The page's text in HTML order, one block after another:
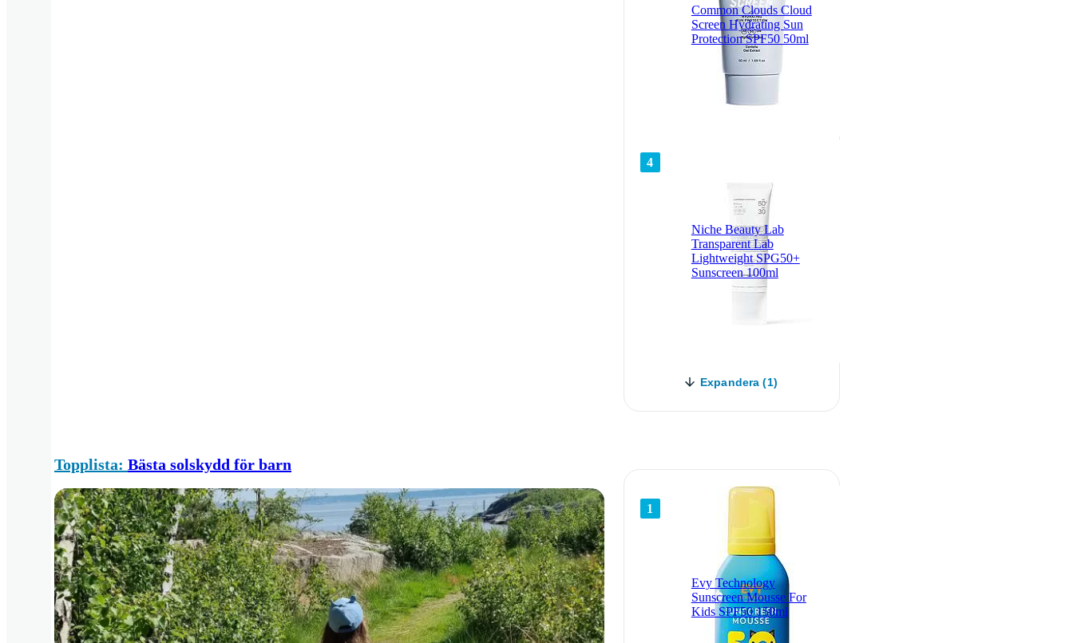
Common Clouds Cloud
Screen Hydrating Sun
Protection SPF50 50ml
4
Niche Beauty Lab
Transparent Lab
Lightweight SPG50+
Sunscreen 100ml
Expandera (1)
Topplista: Bästa solskydd för barn
1
Evy Technology
Sunscreen Mousse For
Kids SPF50 150ml